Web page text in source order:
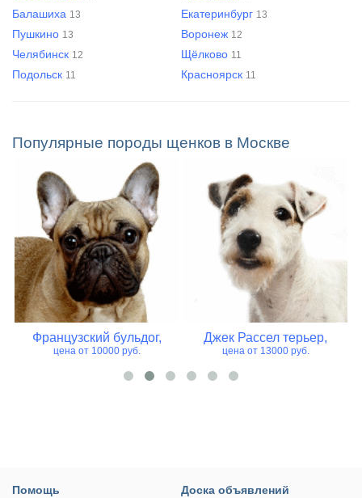
Балашиха 13 Екатеринбург 13
Пушкино 13 Воронеж 12
Челябинск 12 Щёлково 11
Подольск 11 Красноярск 11
Популярные породы щенков в Москве
Французский бульдог,
цена от 10000 руб.
Джек Рассел терьер,
цена от 13000 руб.
Помощь
Доска объявлений